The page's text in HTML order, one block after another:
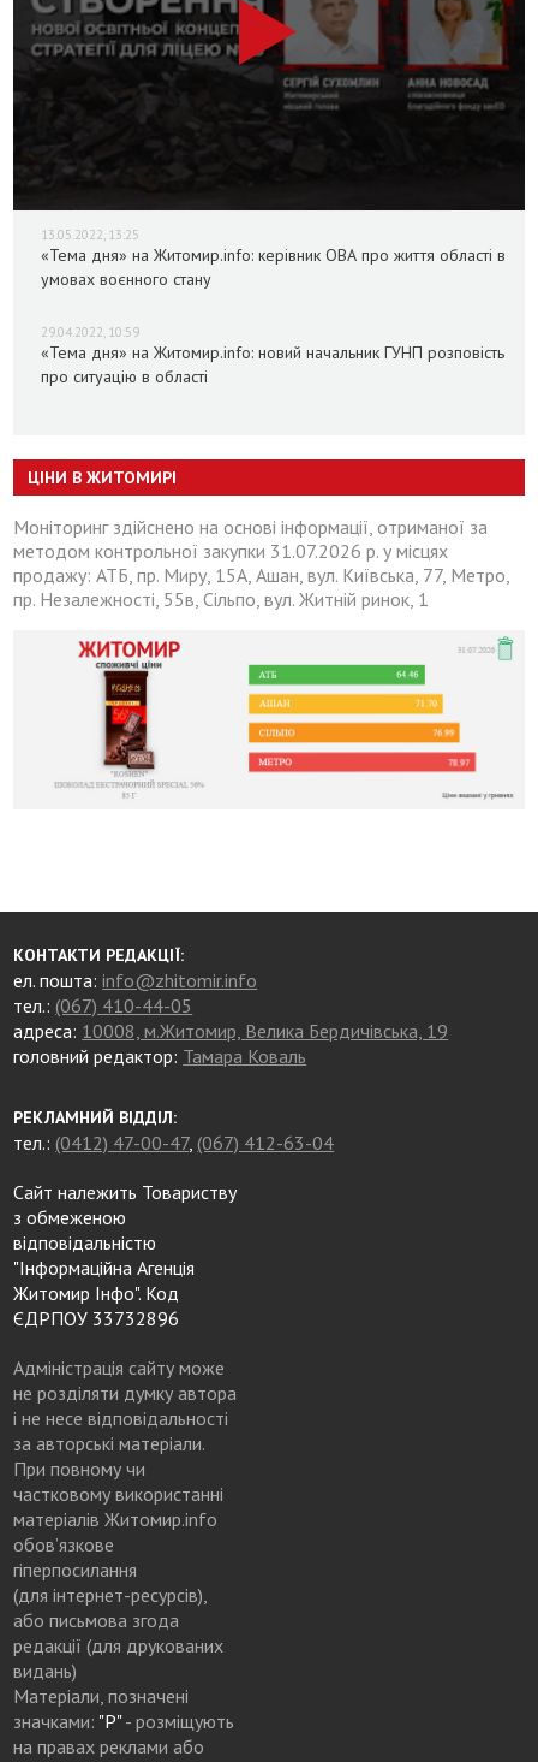
13.05.2022, 13:25
«Тема дня» на Житомир.info: керівник ОВА про життя області в
умовах воєнного стану
29.04.2022, 10:59
«Тема дня» на Житомир.info: новий начальник ГУНП розповість
про ситуацію в області
ЦІНИ В ЖИТОМИРІ
Моніторинг здійснено на основі інформації, отриманої за
методом контрольної закупки 31.07.2026 р. у місцях
продажу: АТБ, пр. Миру, 15А, Ашан, вул. Київська, 77, Метро,
пр. Незалежності, 55в, Сільпо, вул. Житній ринок, 1
КОНТАКТИ РЕДАКЦІЇ:
ел. пошта:info@zhitomir.info
тел.: (067) 410-44-05
адреса: 10008, м.Житомир, Велика Бердичівська, 19
головний редактор: Тамара Коваль
РЕКЛАМНИЙ ВІДДІЛ:
тел.: (0412) 47-00-47, (067) 412-63-04
Сайт належить Товариству
з обмеженою
відповідальністю
"Інформаційна Агенція
Житомир Інфо". Код
ЄДРПОУ 33732896
Адміністрація сайту може
не розділяти думку автора
і не несе відповідальності
за авторські матеріали.
При повному чи
частковому використанні
матеріалів Житомир.info
обов’язкове
гіперпосилання
(для інтернет-ресурсів),
або письмова згода
редакції (для друкованих
видань)
Матеріали, позначені
значками: "Р"- розміщують
на правах реклами або